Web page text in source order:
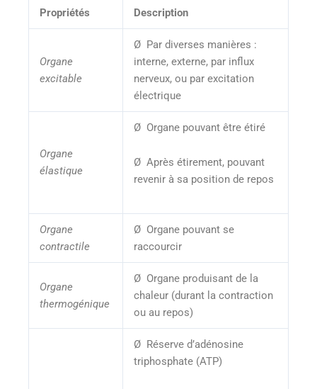
Propriétés Description
Organe
excitable
Ø Par diverses manières :
interne, externe, par influx
nerveux, ou par excitation
électrique
Organe
élastique
Ø Organe pouvant être étiré
Ø Après étirement, pouvant
revenir à sa position de repos
Organe
contractile
Ø Organe pouvant se
raccourcir
Organe
thermogénique
Ø Organe produisant de la
chaleur (durant la contraction
ou au repos)
Ø Réserve d’adénosine
triphosphate (ATP)